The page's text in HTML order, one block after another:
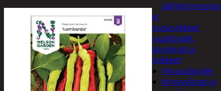
Öljyt
Perävaunutarvikkeet
Hinausköydet,
kiristysliinat ja
kiinnikkeet
Hinausköydet
Kiristysliinat ja